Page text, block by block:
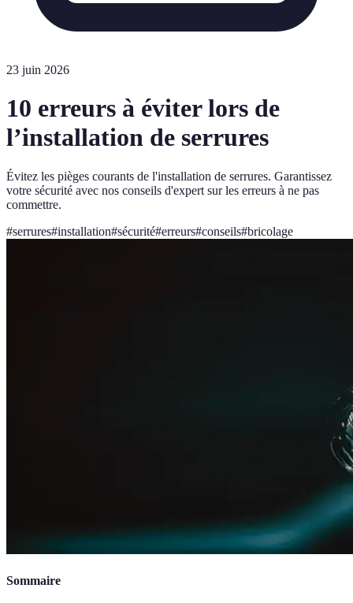
23 juin 2026
10 erreurs à éviter lors de
l’installation de serrures
Évitez les pièges courants de l'installation de serrures. Garantissez
votre sécurité avec nos conseils d'expert sur les erreurs à ne pas
commettre.
#serrures#installation#sécurité#erreurs#conseils#bricolage
Sommaire